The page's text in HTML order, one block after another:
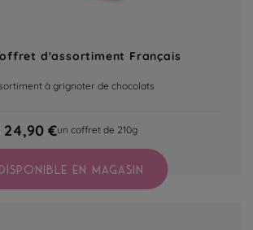
d'assortiment Français
à grignoter de chocolats
24,90 €un coffret de 210g
DISPONIBLE EN MAGASIN